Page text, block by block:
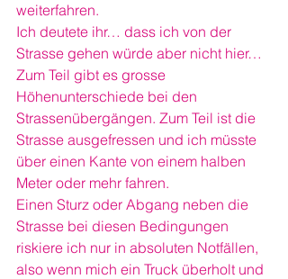
weiterfahren.
Ich deutete ihr… dass ich von der
Strasse gehen würde aber nicht hier…
Zum Teil gibt es grosse
Höhenunterschiede bei den
Strassenübergängen. Zum Teil ist die
Strasse ausgefressen und ich müsste
über einen Kante von einem halben
Meter oder mehr fahren.
Einen Sturz oder Abgang neben die
Strasse bei diesen Bedingungen
riskiere ich nur in absoluten Notfällen,
also wenn mich ein Truck überholt und